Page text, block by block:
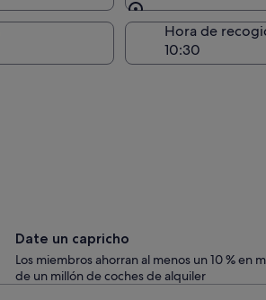
Entrega en el
Hora de
Date un capricho
Los miembros ahorran al menos un 10 % en
de un millón de coches de alquiler